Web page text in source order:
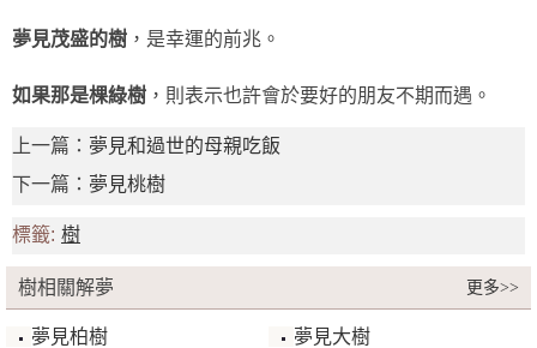
夢見茂盛的樹 ，是幸運的前兆。
如果那是棵綠樹 ，則表示也許會於要好的朋友不期而遇。
上一篇： 夢見和過世的母親吃飯
下一篇： 夢見桃樹
標籤: 樹
更多>>
樹相關解夢
夢見柏樹 夢見大樹